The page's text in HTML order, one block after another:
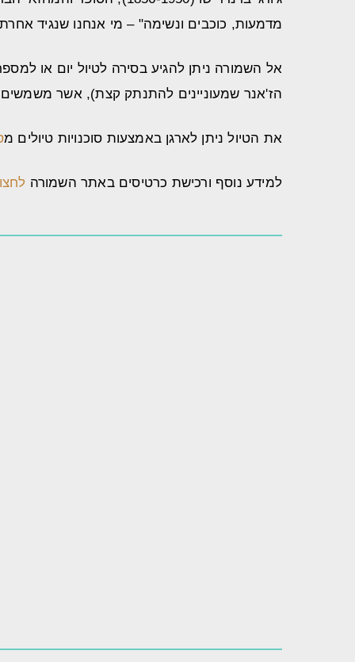
מדמעות, כוכבים ונשימה" – מי אנחנו שנגיד
אל השמורה ניתן להגיע בסירה לטיול יום או
הז'אנר שמעוניינים להתנתק קצת), אשר
את הטיול ניתן לארגן באמצעות סוכנויות טיולים מ
למידע נוסף ורכישת כרטיסים באתר השמורה